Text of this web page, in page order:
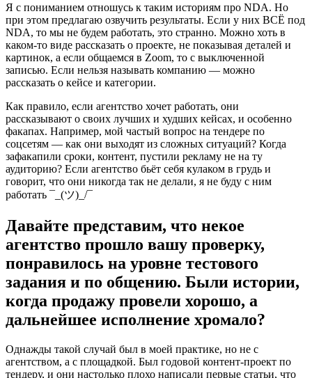
Я с пониманием отношусь к таким историям про NDA. Но
при этом предлагаю озвучить результаты. Если у них ВСЁ под
NDA, то мы не будем работать, это странно. Можно хоть в
каком-то виде рассказать о проекте, не показывая деталей и
картинок, а если общаемся в Zoom, то с выключенной
записью. Если нельзя называть компанию — можно
рассказать о кейсе и категории.
Как правило, если агентство хочет работать, они
рассказывают о своих лучших и худших кейсах, и особенно
факапах. Например, мой частый вопрос на тендере по
соцсетям — как они выходят из сложных ситуаций? Когда
зафакапили сроки, контент, пустили рекламу не на ту
аудиторию? Если агентство бьёт себя кулаком в грудь и
говорит, что они никогда так не делали, я не буду с ним
работать ¯_(ツ)_/¯
Давайте представим, что некое
агентство прошло вашу проверку,
понравилось на уровне тестового
задания и по общению. Были истории,
когда продажу провели хорошо, а
дальнейшее исполнение хромало?
Однажды такой случай был в моей практике, но не с
агентством, а с площадкой. Был годовой контент-проект по
тендеру, и они настолько плохо написали первые статьи, что